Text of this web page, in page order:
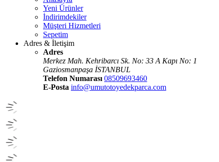
Yeni Ürünler
İndirimdekiler
Müşteri Hizmetleri
Sepetim
Adres & İletişim
Adres
Merkez Mah. Kehribarcı Sk. No: 33 A Kapı No: 1
Gaziosmanpaşa İSTANBUL
Telefon Numarası 08509693460
E-Posta info@umutotoyedekparca.com